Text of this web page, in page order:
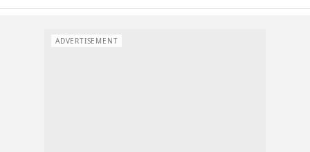
ADVERTISEMENT